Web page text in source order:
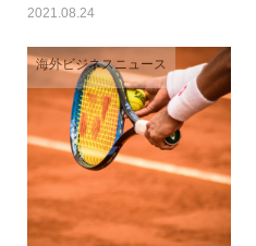
2021.08.24
海外ビジネスニュース